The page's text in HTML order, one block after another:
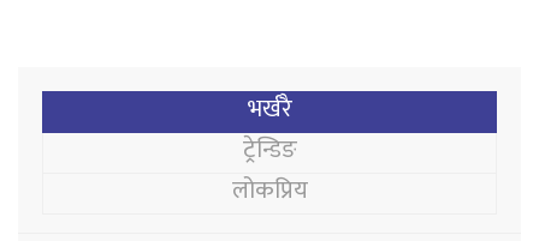
भर्खरै
ट्रेन्डिङ
लोकप्रिय